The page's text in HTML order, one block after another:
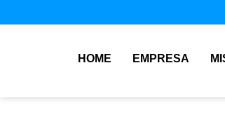
HOME EMPRESA